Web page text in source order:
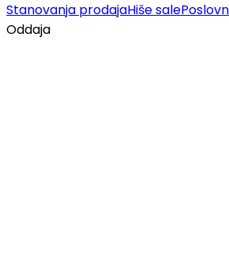
Stanovanja prodajaHiše sale
Oddaja